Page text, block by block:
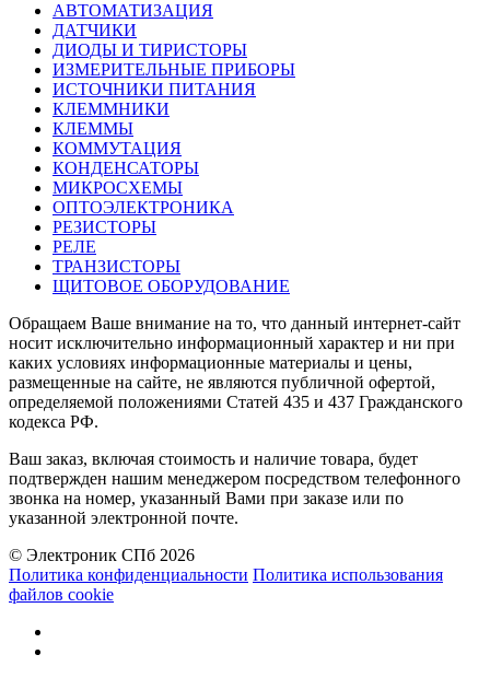
АВТОМАТИЗАЦИЯ
ДАТЧИКИ
ДИОДЫ И ТИРИСТОРЫ
ИЗМЕРИТЕЛЬНЫЕ ПРИБОРЫ
ИСТОЧНИКИ ПИТАНИЯ
КЛЕММНИКИ
КЛЕММЫ
КОММУТАЦИЯ
КОНДЕНСАТОРЫ
МИКРОСХЕМЫ
ОПТОЭЛЕКТРОНИКА
РЕЗИСТОРЫ
РЕЛЕ
ТРАНЗИСТОРЫ
ЩИТОВОЕ ОБОРУДОВАНИЕ
Обращаем Ваше внимание на то, что данный интернет-сайт
носит исключительно информационный характер и ни при
каких условиях информационные материалы и цены,
размещенные на сайте, не являются публичной офертой,
определяемой положениями Статей 435 и 437 Гражданского
кодекса РФ.
Ваш заказ, включая стоимость и наличие товара, будет
подтвержден нашим менеджером посредством телефонного
звонка на номер, указанный Вами при заказе или по
указанной электронной почте.
© Электроник СПб 2026
Политика конфиденциальности Политика использования
файлов cookie